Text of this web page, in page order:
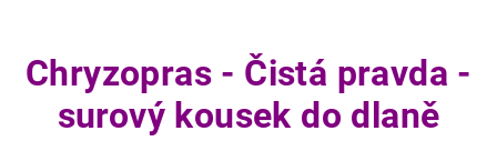
Chryzopras - Čistá pravda -
surový kousek do dlaně